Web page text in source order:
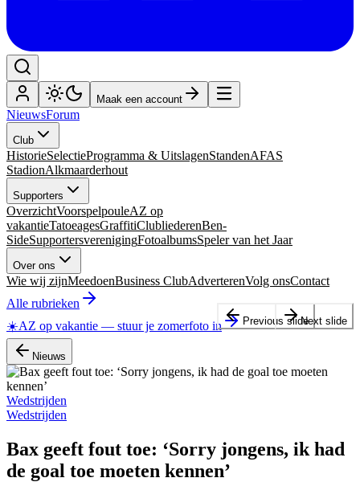
Maak een account
NieuwsForum
Club
HistorieSelectieProgramma & UitslagenStandenAFAS
StadionAlkmaarderhout
Supporters
OverzichtVoorspelpouleAZ op
vakantieTatoeagesGraffitiClubliederenBen-
SideSupportersverenigingFotoalbumsSpeler van het Jaar
Over ons
Wie wij zijnMeedoenBusiness ClubAdverterenVolg onsContact
Alle rubrieken
☀️AZ op vakantie — stuur je zomerfoto in
Nieuws
Wedstrijden
Wedstrijden
Bax geeft fout toe: ‘Sorry jongens, ik had
de goal toe moeten kennen’
Previous slideNext slide